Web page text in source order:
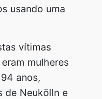
usando uma
vítimas
mulheres
anos,
de Neukölln e